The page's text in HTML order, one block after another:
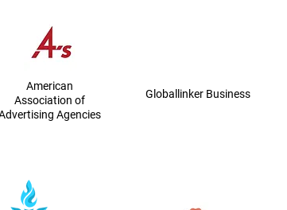
American
Association of
Agencies
Globallinker Business